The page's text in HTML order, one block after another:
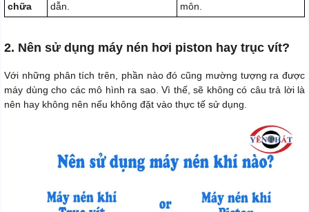
chữa
dẫn.
môn.
2. Nên sử dụng máy nén hơi piston hay trục vít?
Với những phân tích trên, phần nào đó cũng mường tượng ra được
máy dùng cho các mô hình ra sao. Vì thế, sẽ không có câu trả lời là
nên hay không nên nếu không đặt vào thực tế sử dụng.